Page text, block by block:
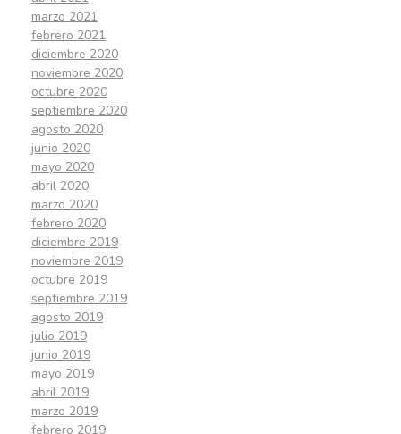
marzo 2021
febrero 2021
diciembre 2020
noviembre 2020
octubre 2020
septiembre 2020
agosto 2020
junio 2020
mayo 2020
abril 2020
marzo 2020
febrero 2020
diciembre 2019
noviembre 2019
octubre 2019
septiembre 2019
agosto 2019
julio 2019
junio 2019
mayo 2019
abril 2019
marzo 2019
febrero 2019